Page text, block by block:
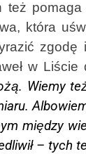
też
która
zgodę
w Liście
Wiemy
między
– tych